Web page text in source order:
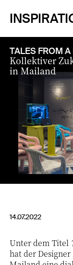
TALES FROM
Kollektiver
in Mailand
14.07.2022
Unter dem Titel
hat der